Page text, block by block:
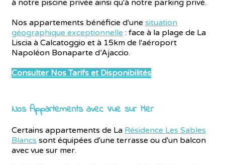
à notre piscine privée ainsi qu'à notre parking privé.
Nos appartements bénéficie d'une situation
géographique exceptionnelle : face à la plage de La
Liscia à Calcatoggio et à 15km de l'aéroport
Napoléon Bonaparte d’Ajaccio.
Consulter Nos Tarifs et Disponibilités
Nos Appartements avec Vue sur Mer
Certains appartements de La Résidence Les Sables
Blancs sont équipées d'une terrasse ou d'un balcon
avec vue sur mer.